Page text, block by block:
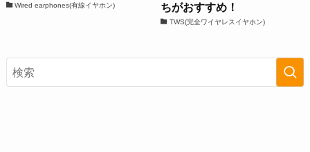
Wired earphones(有線イヤホン)
ちがおすすめ！
TWS(完全ワイヤレスイヤホン)